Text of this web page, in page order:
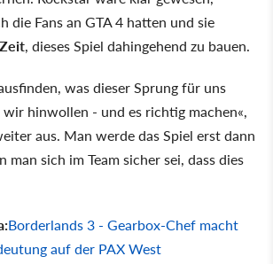
die Fans an GTA 4 hatten und sie
, dieses Spiel dahingehend zu bauen.
was dieser Sprung für uns
hinwollen - und es richtig machen«,
aus. Man werde das Spiel erst dann
man sich im Team sicher sei, dass dies
Borderlands 3 - Gearbox-Chef macht
auf der PAX West